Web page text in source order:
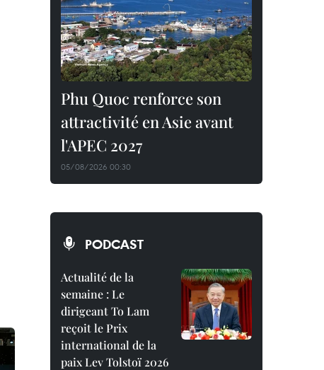
Phu Quoc renforce son
attractivité en Asie avant
l'APEC 2027
05/08/2026 00:30
PODCAST
Actualité de la
semaine : Le
dirigeant To Lam
reçoit le Prix
international de la
paix Lev Tolstoï 2026